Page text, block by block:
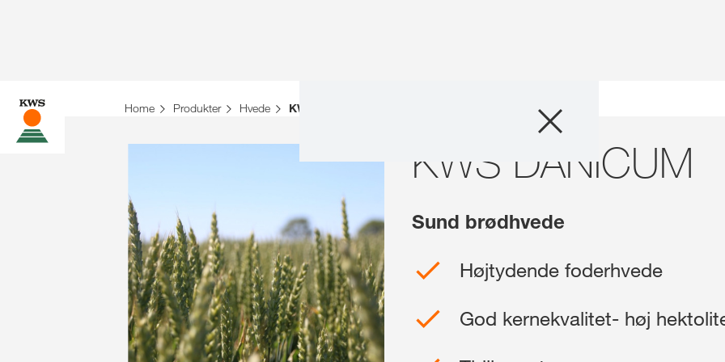
Nyheder
Home Produkter Hvede KWS DANICUM
KWS DANICUM
Sund brødhvede
Højtydende foderhvede
God kernekvalitet- høj